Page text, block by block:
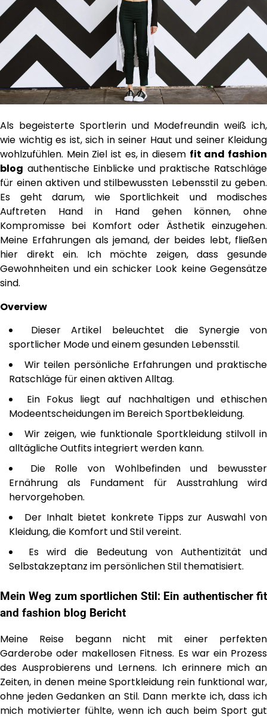
Als begeisterte Sportlerin und Modefreundin weiß ich,
wie wichtig es ist, sich in seiner Haut und seiner Kleidung
wohlzufühlen. Mein Ziel ist es, in diesem fit and fashion
blog authentische Einblicke und praktische Ratschläge
für einen aktiven und stilbewussten Lebensstil zu geben.
Es geht darum, wie Sportlichkeit und modisches
Auftreten Hand in Hand gehen können, ohne
Kompromisse bei Komfort oder Ästhetik einzugehen.
Meine Erfahrungen als jemand, der beides lebt, fließen
hier direkt ein. Ich möchte zeigen, dass gesunde
Gewohnheiten und ein schicker Look keine Gegensätze
sind.
Overview
Dieser Artikel beleuchtet die Synergie von
sportlicher Mode und einem gesunden Lebensstil.
Wir teilen persönliche Erfahrungen und praktische
Ratschläge für einen aktiven Alltag.
Ein Fokus liegt auf nachhaltigen und ethischen
Modeentscheidungen im Bereich Sportbekleidung.
Wir zeigen, wie funktionale Sportkleidung stilvoll in
alltägliche Outfits integriert werden kann.
Die Rolle von Wohlbefinden und bewusster
Ernährung als Fundament für Ausstrahlung wird
hervorgehoben.
Der Inhalt bietet konkrete Tipps zur Auswahl von
Kleidung, die Komfort und Stil vereint.
Es wird die Bedeutung von Authentizität und
Selbstakzeptanz im persönlichen Stil thematisiert.
Mein Weg zum sportlichen Stil: Ein authentischer fit
and fashion blog Bericht
Meine Reise begann nicht mit einer perfekten
Garderobe oder makellosen Fitness. Es war ein Prozess
des Ausprobierens und Lernens. Ich erinnere mich an
Zeiten, in denen meine Sportkleidung rein funktional war,
ohne jeden Gedanken an Stil. Dann merkte ich, dass ich
mich motivierter fühlte, wenn ich auch beim Sport gut